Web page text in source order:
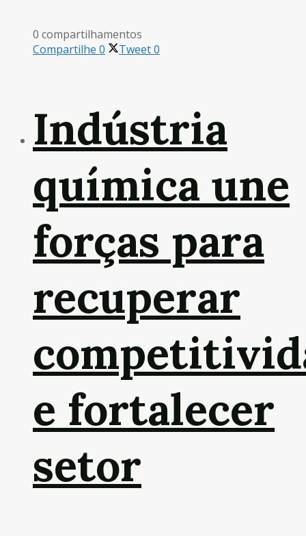
0 compartilhamentos
Compartilhe 0 Tweet0
Indústria
química une
forças para
recuperar
e fortalecer
setor